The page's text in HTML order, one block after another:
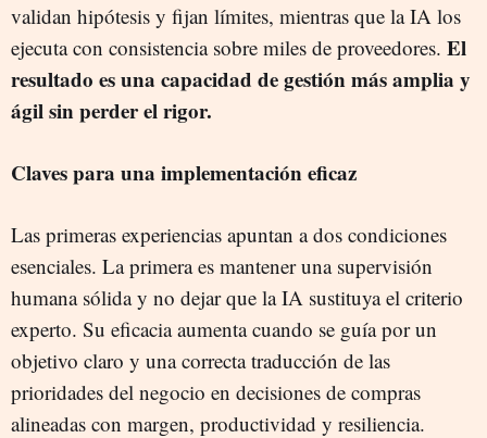
validan hipótesis y fijan límites, mientras que la IA los
ejecuta con consistencia sobre miles de proveedores. El
resultado es una capacidad de gestión más amplia y
ágil sin perder el rigor.
Claves para una implementación eficaz
Las primeras experiencias apuntan a dos condiciones
esenciales. La primera es mantener una supervisión
humana sólida y no dejar que la IA sustituya el criterio
experto. Su eficacia aumenta cuando se guía por un
objetivo claro y una correcta traducción de las
prioridades del negocio en decisiones de compras
alineadas con margen, productividad y resiliencia.